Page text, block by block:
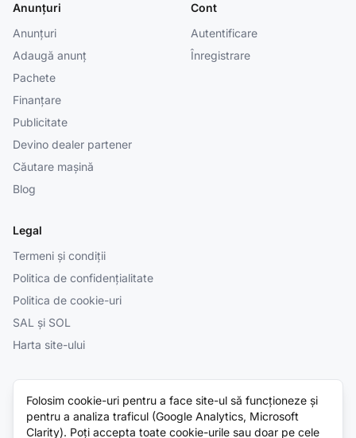
Anunțuri
Anunțuri
Adaugă anunț
Pachete
Finanțare
Publicitate
Devino dealer partener
Căutare mașină
Blog
Cont
Autentificare
Înregistrare
Legal
Termeni și condiții
Politica de confidențialitate
Politica de cookie-uri
SAL și SOL
Harta site-ului
© 2026 Cumparatura.ro. Platformă independentă — veziTermenii și
condițiile . Toate drepturile rezervate.
Folosim cookie-uri pentru a face site-ul să funcționeze și
pentru a analiza traficul (Google Analytics, Microsoft
Clarity). Poți accepta toate cookie-urile sau doar pe cele